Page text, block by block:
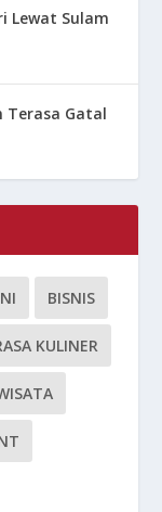
Lewat Sulam
Terasa Gatal
BISNIS
KULINER